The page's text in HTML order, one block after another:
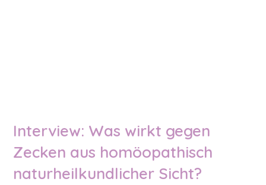
Interview: Was wirkt gegen
Zecken aus homöopathisch
naturheilkundlicher Sicht?